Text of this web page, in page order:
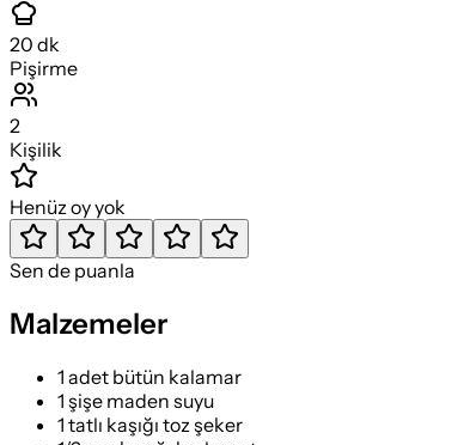
20 dk
Pişirme
2
Kişilik
Henüz oy yok
Sen de puanla
Malzemeler
1 adet bütün kalamar
1 şişe maden suyu
1 tatlı kaşığı toz şeker